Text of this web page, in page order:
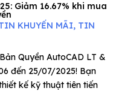
Giảm 16.67% khi mua
KHUYẾN MÃI, TIN
Quyền AutoCAD LT &
đến 25/07/2025! Bạn
kế kỹ thuật tiên tiến